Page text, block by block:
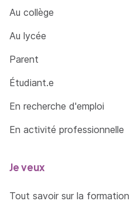
Au collège
Au lycée
Parent
Étudiant.e
En recherche d'emploi
En activité professionnelle
Je veux
Tout savoir sur la formation